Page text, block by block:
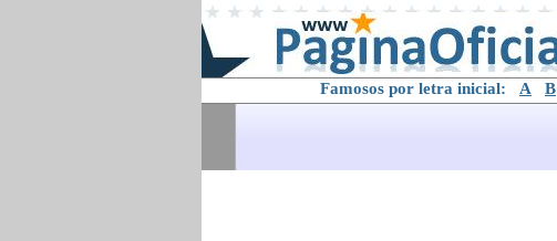
Famosos por letra inicial: A B